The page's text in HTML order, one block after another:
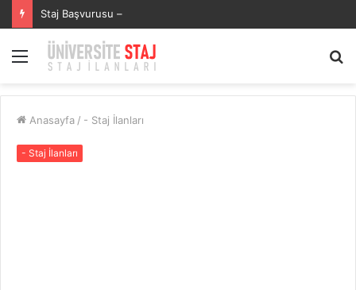
Staj Başvurusu –
Menü
Anasayfa / - Staj İlanları
- Staj İlanları